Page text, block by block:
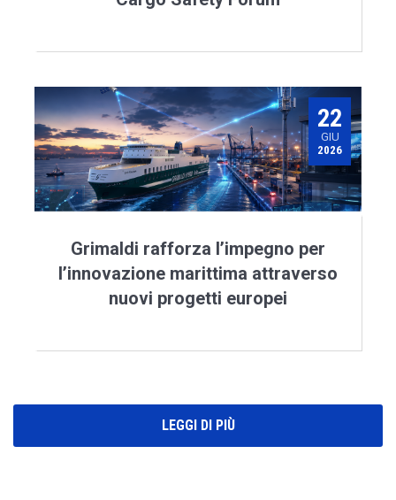
22
GIU
2026
Grimaldi rafforza l’impegno per
l’innovazione marittima attraverso
nuovi progetti europei
LEGGI DI PIÙ